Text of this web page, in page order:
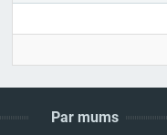
Par mums